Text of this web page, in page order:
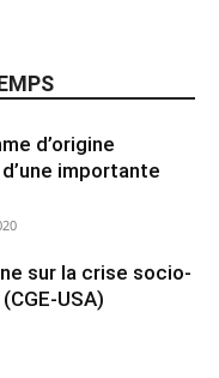
d’origine
importante
sur la crise socio-
USA)